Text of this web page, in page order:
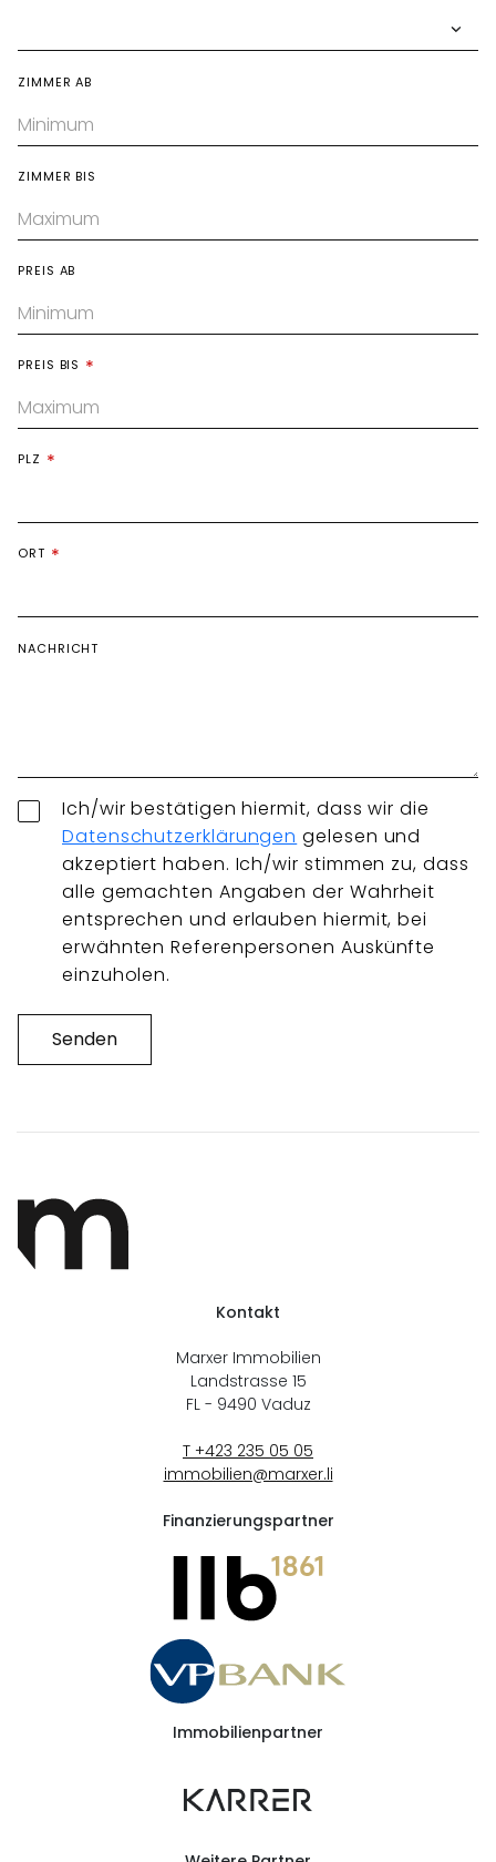
ZIMMER AB
ZIMMER BIS
PREIS AB
PREIS BIS
PLZ
ORT
NACHRICHT
Ich/wir bestätigen hiermit, dass wir die
Datenschutzerklärungen gelesen und
akzeptiert haben. Ich/wir stimmen zu, dass
alle gemachten Angaben der Wahrheit
entsprechen und erlauben hiermit, bei
erwähnten Referenpersonen Auskünfte
einzuholen.
Senden
Kontakt
Marxer Immobilien
Landstrasse 15
FL - 9490 Vaduz
T +423 235 05 05
immobilien@marxer.li
Finanzierungspartner
Immobilienpartner